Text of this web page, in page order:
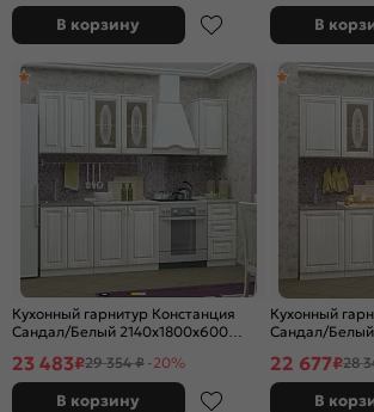
В корзину В
Кухонный гарнитур Констанция
Сандал/Белый 2140x1800x600
23 483₽29 354 ₽ -20%
В корзину
Кухонный
Сандал/
22 677₽28
В